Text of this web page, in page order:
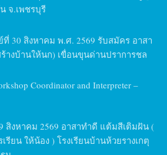
จ.เพชรบุรี
30 สิงหาคม พ.ศ. 2569 รับสมัคร อาสา
างบ้านให้นก) เขื่อนขุนด่านปราการชล
Coordinator and Interpreter –
สิงหาคม 2569 อาสาทำดี แต้มสีเติมฝัน (
ยน ให้น้อง ) โรงเรียนบ้านห้วยรางเกตุ